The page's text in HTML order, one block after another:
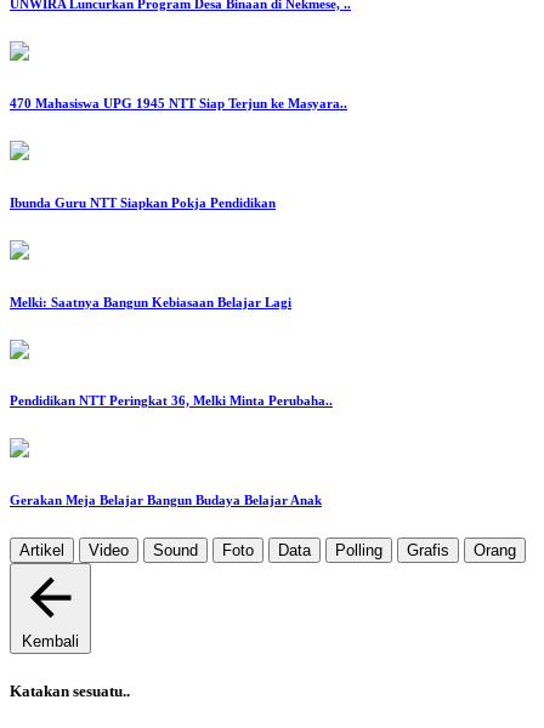
‎UNWIRA Luncurkan Program Desa Binaan di Nekmese, ..
‎470 Mahasiswa UPG 1945 NTT Siap Terjun ke Masyara..
‎Ibunda Guru NTT Siapkan Pokja Pendidikan
Melki: Saatnya Bangun Kebiasaan Belajar Lagi
‎Pendidikan NTT Peringkat 36, Melki Minta Perubaha..
‎Gerakan Meja Belajar Bangun Budaya Belajar Anak
Artikel Video Sound Foto Data Polling Grafis Orang
Kembali
Katakan sesuatu..